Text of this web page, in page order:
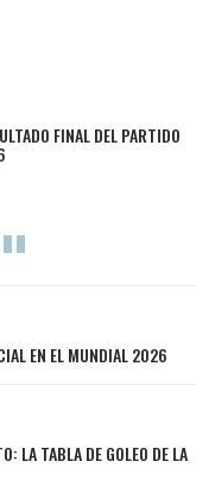
FINAL DEL PARTIDO
EN EL MUNDIAL 2026
LA TABLA DE GOLEO DE LA